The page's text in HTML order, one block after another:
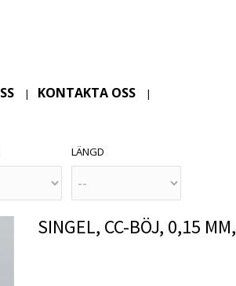
| KONTAKTA OSS |
LÄNGD
SINGEL, CC-BÖJ, 0,15